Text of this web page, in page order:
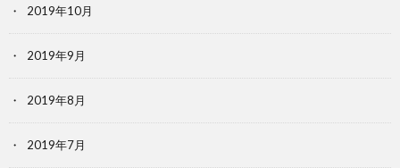
2019年10月
2019年9月
2019年8月
2019年7月